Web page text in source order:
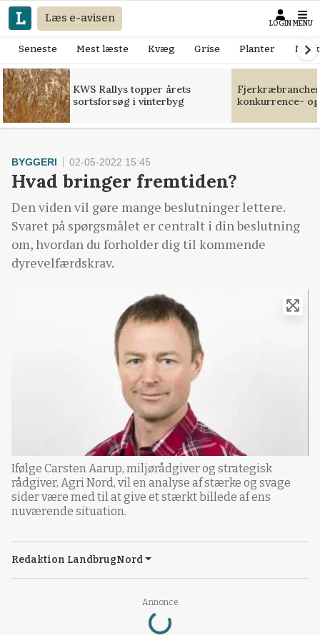
Læs e-avisen LOGIN MENU
Seneste Mest læste Kvæg Grise Planter
KWS Rallys topper årets
sortsforsøg i vinterbyg
konkurrence-
Annonce
Loading...
BYGGERI 02-05-2022 15:45
Hvad bringer fremtiden?
Den viden vil gøre mange beslutninger lettere.
Svaret på spørgsmålet er centralt i din beslutning
om, hvordan du forholder dig til kommende
dyrevelfærdskrav.
Ifølge Carsten Aarup, miljørådgiver og strategisk
rådgiver, Agri Nord, vil en analyse af stærke og svage
sider være med til at give et stærkt billede af ens
nuværende situation.
Redaktion LandbrugNord